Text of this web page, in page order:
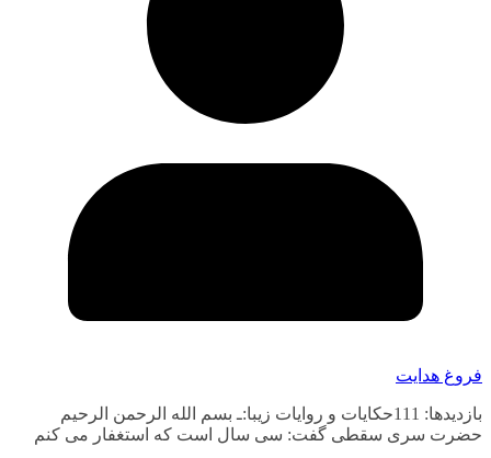
فروغ هدایت
بازدیدها: 111حکایات و روایات زیبا:ـ بسم الله الرحمن الرحیم
حضرت سری سقطی گفت: سی سال است که استغفار می کنم